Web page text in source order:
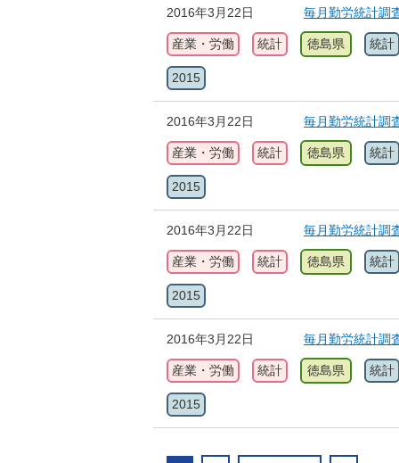
2016年3月22日 毎月勤労統計調
産業・労働 統計 徳島県 統計
2015
2016年3月22日 毎月勤労統計調
産業・労働 統計 徳島県 統計
2015
2016年3月22日 毎月勤労統計調
産業・労働 統計 徳島県 統計
2015
2016年3月22日 毎月勤労統計調
産業・労働 統計 徳島県 統計
2015